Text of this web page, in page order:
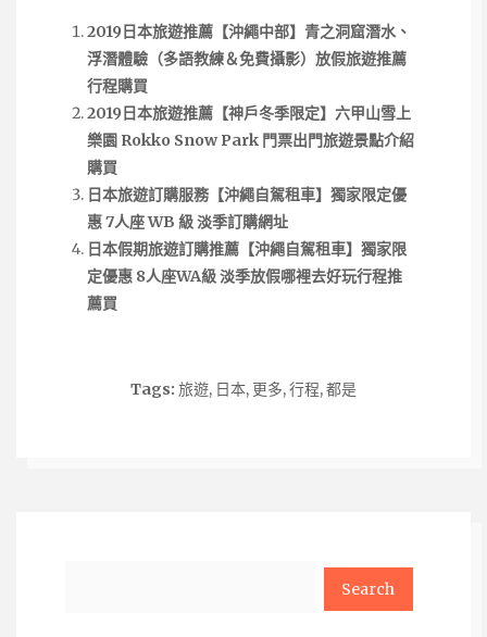
2019日本旅遊推薦【沖繩中部】青之洞窟潛水、
浮潛體驗（多語教練＆免費攝影）放假旅遊推薦
行程購買
2019日本旅遊推薦【神戶冬季限定】六甲山雪上
樂園 Rokko Snow Park 門票出門旅遊景點介紹
購買
日本旅遊訂購服務【沖繩自駕租車】獨家限定優
惠 7人座 WB 級 淡季訂購網址
日本假期旅遊訂購推薦【沖繩自駕租車】獨家限
定優惠 8人座WA級 淡季放假哪裡去好玩行程推
薦買
Tags: 旅遊, 日本, 更多,行程,都是